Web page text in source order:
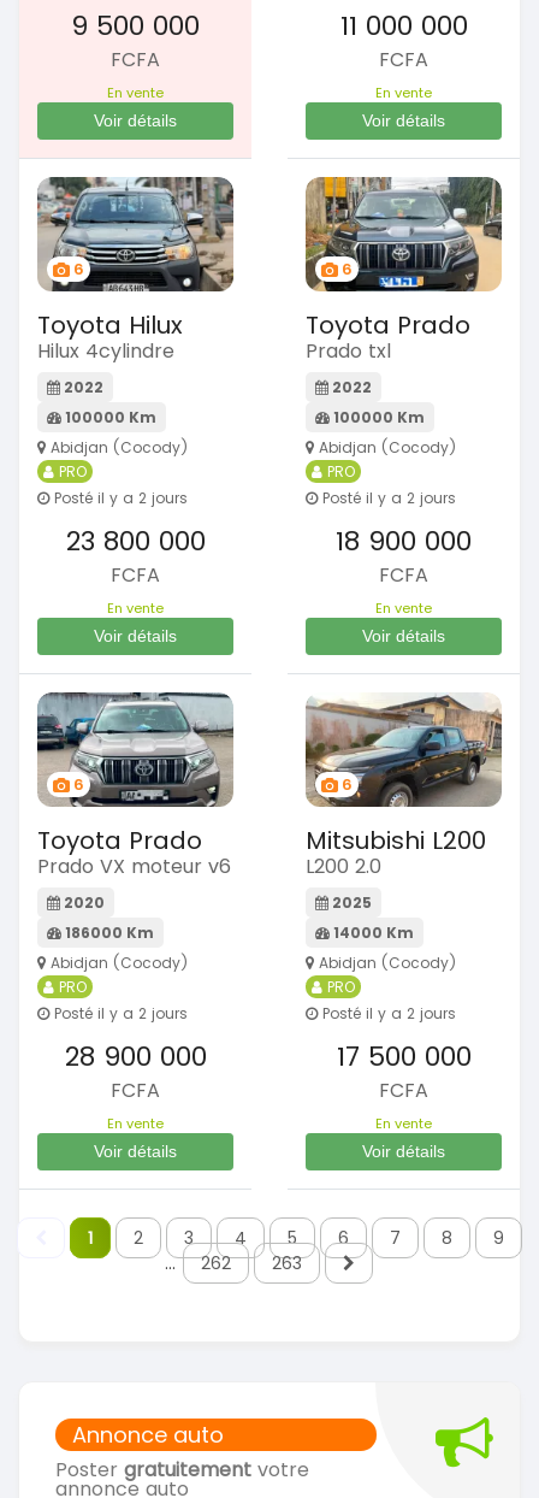
Annonce auto
Poster gratuitement votre
annonce auto
9 500 000
FCFA
En vente
Voir détails
11 000 000
FCFA
En vente
Voir détails
6
Toyota Hilux
Hilux 4cylindre
2022
100000 Km
Abidjan (Cocody)
PRO
Posté il y a 2 jours
23 800 000
FCFA
En vente
Voir détails
6
Toyota Prado
Prado txl
2022
100000 Km
Abidjan (Cocody)
PRO
Posté il y a 2 jours
18 900 000
FCFA
En vente
Voir détails
6
Toyota Prado
Prado VX moteur v6
2020
186000 Km
Abidjan (Cocody)
PRO
Posté il y a 2 jours
28 900 000
FCFA
En vente
Voir détails
6
Mitsubishi L200
L200 2.0
2025
14000 Km
Abidjan (Cocody)
PRO
Posté il y a 2 jours
17 500 000
FCFA
En vente
Voir détails
1 2 3 4 5 6 7 8
9
...
262 263